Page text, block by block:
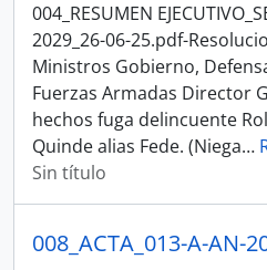
004_RESUMEN
2029_26-06-25.pdf-
Ministros Gobierno,
Fuerzas Armadas Director
hechos fuga delincuente
Quinde alias Fede. (Niega…
Sin título